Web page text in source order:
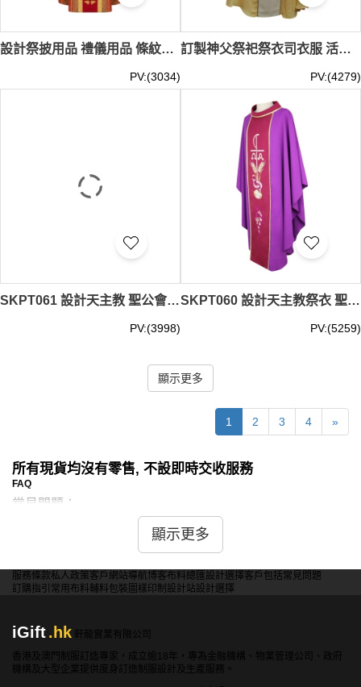
設計祭披用品 禮儀用品 條紋折圓領彌撒禮儀服裝 表演服裝 工作服祭衣 SKPT063
PV:(3034)
訂製神父祭祀祭衣司衣服 活動儀式用品 輔祭祭衣 教堂 天主教 宗教禮儀 聖詩袍供應商 SKPT062
PV:(4279)
SKPT061 設計天主教 聖公會神父 主教 四色祭披 天主教服裝 神父服裝 肯特神職人員長袍 教堂 天主教 宗教禮儀 聖詩袍供應商
PV:(3998)
SKPT060 設計天主教祭衣 聖公會主教 四色祭披 天主教服裝 神父服裝 神職人員長袍 紫色神職人員長袍
PV:(5259)
顯示更多
1 2 3 4 »
所有現貨均沒有零售, 不設即時交收服務
FAQ
常見問題：
問：現貨牧師衫是否有不同的顏色選擇？
答：是的，iGift提供的現貨牧師衫有多種顏色可供選擇，包
括經典的黑色、白色以及其他定製顏色，滿足不同教會和場
合的需求。
問：現貨聖詩袍是否有刺繡設計？
答：是的，iGift的部分現貨聖詩袍設計有精美的刺繡圖案，
顯示更多
服務條款私人政策客戶 網站導航博客布料總匯設計選擇客戶包括常見問題
訂購指引 常用布料輔料包裝 圖樣印制 設計站設計選擇
iGift.hk
軒龍實業有限公司
香港及澳門制服訂造專家，成立逾18年，專為金融機構、物業管理公司、政府
機構及大型企業提供度身訂造制服設計及生產服務。